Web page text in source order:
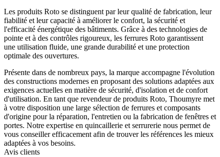
Les produits Roto se distinguent par leur qualité de fabrication, leur
fiabilité et leur capacité à améliorer le confort, la sécurité et
l'efficacité énergétique des bâtiments. Grâce à des technologies de
pointe et à des contrôles rigoureux, les ferrures Roto garantissent
une utilisation fluide, une grande durabilité et une protection
optimale des ouvertures.
Présente dans de nombreux pays, la marque accompagne l'évolution
des constructions modernes en proposant des solutions adaptées aux
exigences actuelles en matière de sécurité, d'isolation et de confort
d'utilisation. En tant que revendeur de produits Roto, Thoumyre met
à votre disposition une large sélection de ferrures et composants
d'origine pour la réparation, l'entretien ou la fabrication de fenêtres et
portes. Notre expertise en quincaillerie et serrurerie nous permet de
vous conseiller efficacement afin de trouver les références les mieux
adaptées à vos besoins.
Avis clients